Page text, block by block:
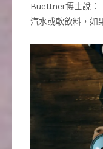
Buettner博士說：
汽水或軟飲料，如